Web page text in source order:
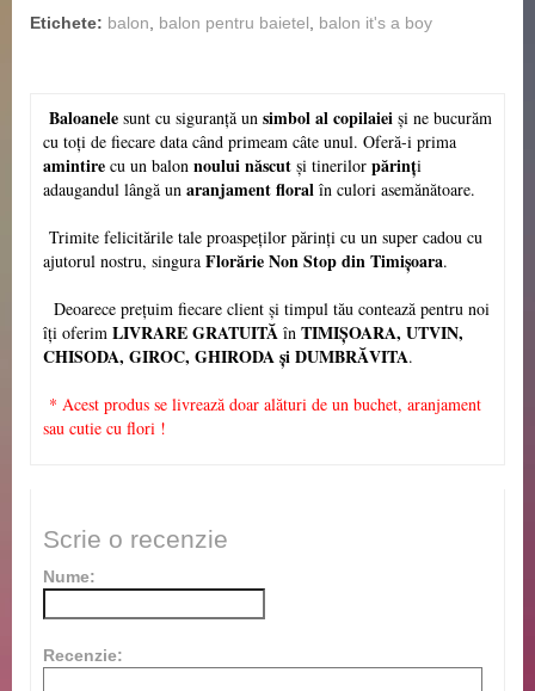
Etichete: balon balon pentru baietel balon it's a boy
Baloanele sunt cu siguranță un simbol al copilaiei și ne bucurăm
cu toți de fiecare data când primeam câte unul. Oferă-i prima
amintire cu un balon noului născut și tinerilor părinți
adaugandul lângă un aranjament floral în culori asemănătoare.
Trimite felicitările tale proaspeților părinți cu un super cadou cu
ajutorul nostru, singura Florărie Non Stop din Timișoara.
Deoarece prețuim fiecare client și timpul tău contează pentru noi
îți oferim LIVRARE GRATUITĂ în TIMIȘOARA, UTVIN,
CHISODA, GIROC, GHIRODA și DUMBRĂVITA.
* Acest produs se livrează doar alături de un buchet, aranjament
sau cutie cu flori !
Scrie o recenzie
Nume:
Recenzie: